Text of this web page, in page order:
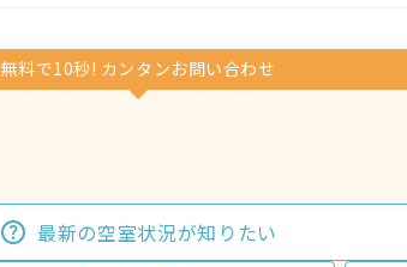
無料で10秒! カンタンお問い合わせ
最新の空室状況が知りたい